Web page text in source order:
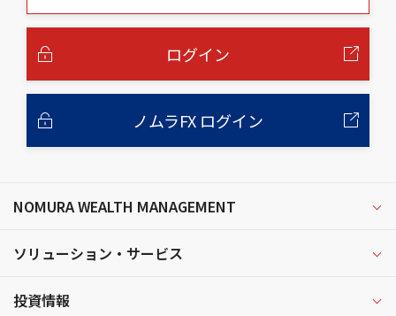
ログイン
ノムラFX ログイン
NOMURA WEALTH MANAGEMENT
ソリューション・サービス
投資情報